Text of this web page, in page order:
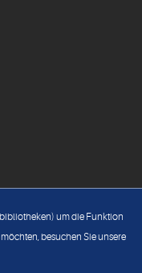
um die Funktion
besuchen Sie unsere